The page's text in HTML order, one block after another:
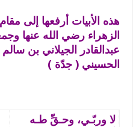
هذه الأبيات أرفعها إلى
الزهراء رضي الله عنها
عبدالقادر الجيلاني بن
الحسيني ( جدّة )
لا وربّـي، وحـقِّ طـه